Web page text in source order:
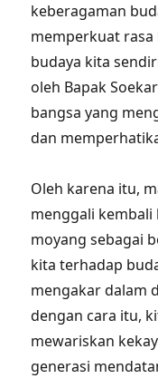
keberagaman
memperkuat
budaya kita
oleh Bapak
bangsa yang
dan
Oleh karena itu,
menggali
moyang sebagai
kita terhadap
mengakar dalam
dengan cara itu,
mewariskan
generasi